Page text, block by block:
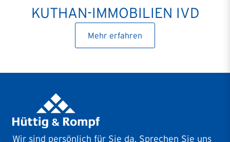
KUTHAN-IMMOBILIEN IVD
Mehr erfahren
Wir sind persönlich für Sie da. Sprechen Sie uns